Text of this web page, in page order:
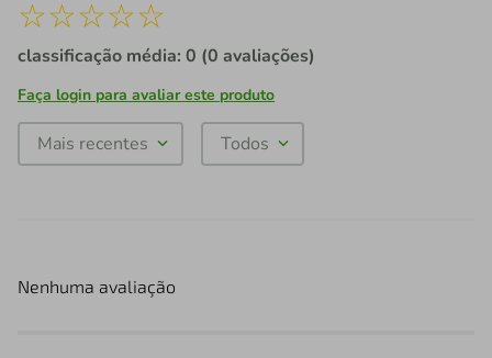
☆☆☆☆☆
classificação média: 0 (0 avaliações)
Faça login para avaliar este produto
Mais recentes Todos
Nenhuma avaliação